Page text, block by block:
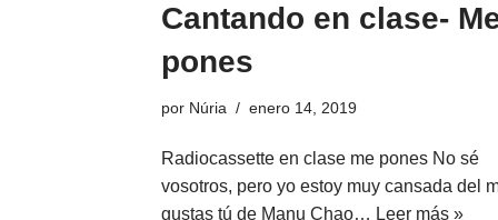
Cantando en clase-
pones
por Núria enero 14, 2019
Radiocassette en clase me pones No sé
vosotros, pero yo estoy muy cansada del
gustas tú de Manu Chao… Leer más »